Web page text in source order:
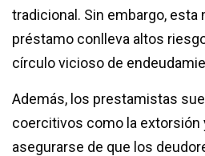
tradicional. Sin embargo, esta
préstamo conlleva altos
círculo vicioso de
Además, los prestamistas
coercitivos como la extorsión
asegurarse de que los